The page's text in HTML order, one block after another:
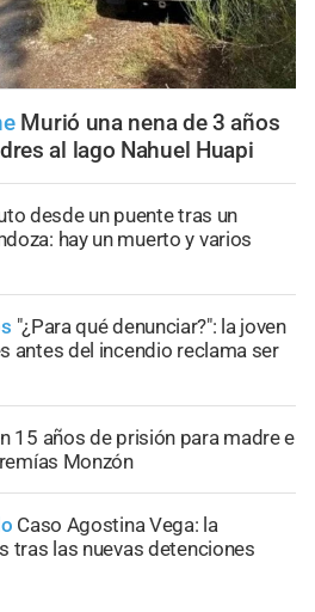
Murió una nena de 3 años
al lago Nahuel Huapi
desde un puente tras un
hay un muerto y varios
"¿Para qué denunciar?": la joven
antes del incendio reclama ser
15 años de prisión para madre e
Monzón
Caso Agostina Vega: la
tras las nuevas detenciones